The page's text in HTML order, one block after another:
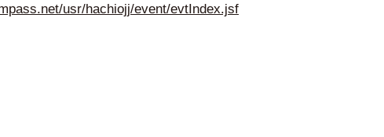
usr/hachiojj/event/evtIndex.jsf